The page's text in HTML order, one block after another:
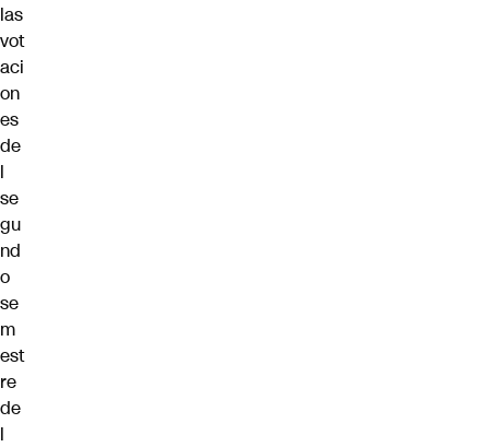
las
vot
aci
on
es
de
l
se
gu
nd
o
se
m
est
re
de
l